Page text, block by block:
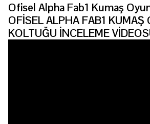
Ofisel Alpha Fab1 Kumaş
OFİSEL ALPHA FAB1 KUMAŞ
KOLTUĞU İNCELEME